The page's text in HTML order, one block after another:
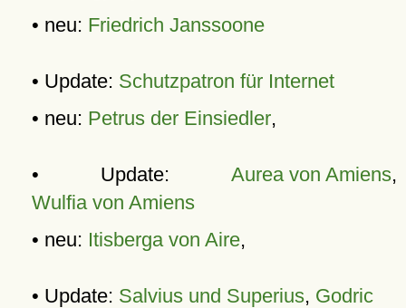
• neu: Friedrich Janssoone
• Update: Schutzpatron für Internet
• neu: Petrus der Einsiedler,
• Update: Aurea von Amiens,
Wulfia von Amiens
• neu: Itisberga von Aire,
• Update: Salvius und Superius, Godric